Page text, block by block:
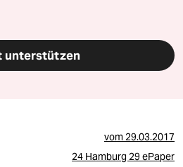
unterstützen
vom29.03.2017
24 Hamburg 29 ePaper